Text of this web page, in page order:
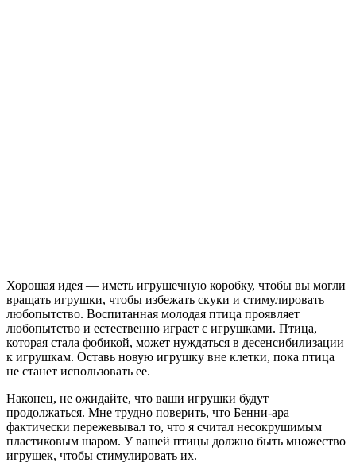
Хорошая идея — иметь игрушечную коробку, чтобы вы могли
вращать игрушки, чтобы избежать скуки и стимулировать
любопытство. Воспитанная молодая птица проявляет
любопытство и естественно играет с игрушками. Птица,
которая стала фобикой, может нуждаться в десенсибилизации
к игрушкам. Оставь новую игрушку вне клетки, пока птица
не станет использовать ее.
Наконец, не ожидайте, что ваши игрушки будут
продолжаться. Мне трудно поверить, что Бенни-ара
фактически пережевывал то, что я считал несокрушимым
пластиковым шаром. У вашей птицы должно быть множество
игрушек, чтобы стимулировать их.